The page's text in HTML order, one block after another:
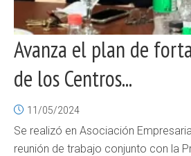
Avanza el plan de
de los Centros...
11/05/2024
Se realizó en Asociación
reunión de trabajo conjunto con la